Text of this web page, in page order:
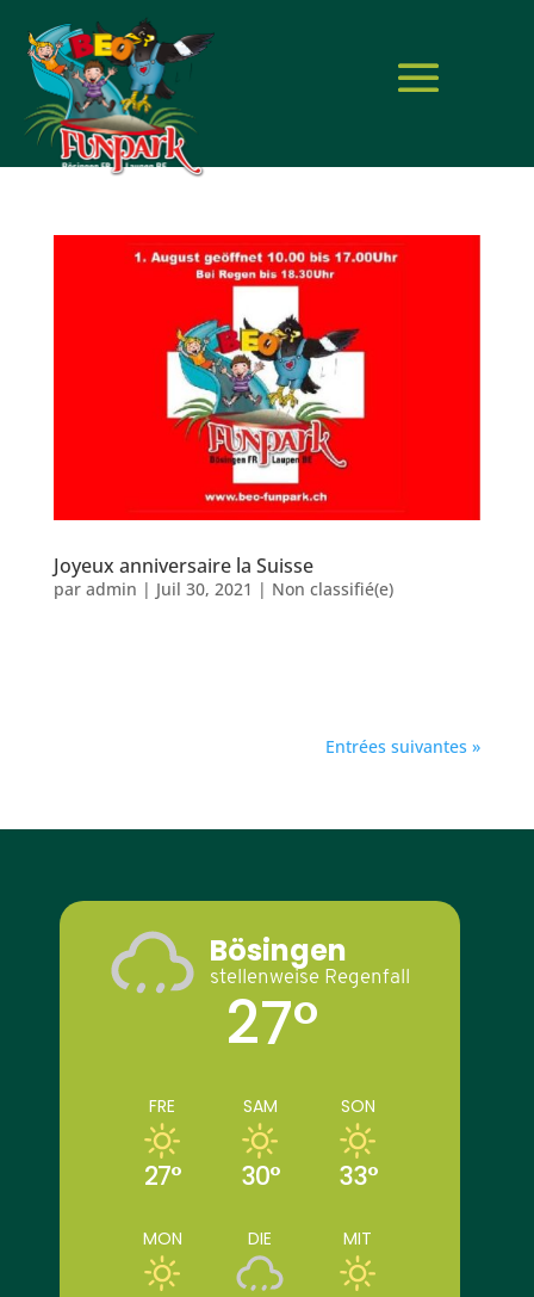
Joyeux anniversaire la Suisse
par admin | Juil 30, 2021 | Non classifié(e)
Entrées suivantes »
Bösingen
stellenweise Regenfall
27°
FRE
27°
SAM
30°
SON
33°
MON DIE MIT